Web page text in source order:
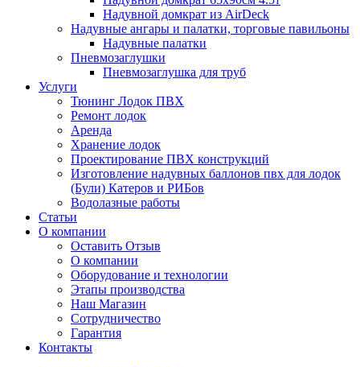
Надувной домкрат из AirDeck
Надувные ангары и палатки, торговые павильоны
Надувные палатки
Пневмозаглушки
Пневмозаглушка для труб
Услуги
Тюнинг Лодок ПВХ
Ремонт лодок
Аренда
Хранение лодок
Проектирование ПВХ конструкций
Изготовление надувных баллонов пвх для лодок
(Були) Катеров и РИБов
Водолазные работы
Статьи
О компании
Оставить Отзыв
О компании
Оборудование и технологии
Этапы производства
Наш Магазин
Сотрудничество
Гарантия
Контакты